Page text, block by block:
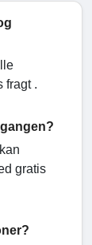
fragt .
gratis